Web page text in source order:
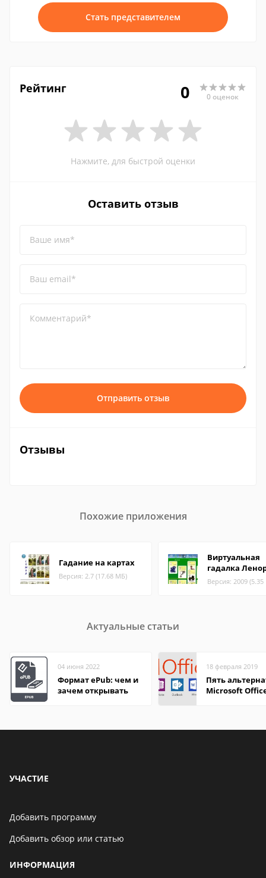
Стать представителем
Рейтинг 0 0 оценок
Нажмите, для быстрой оценки
Оставить отзыв
Ваше имя*
Ваш email*
Комментарий*
Отправить отзыв
Отзывы
Похожие приложения
Гадание на картах
Версия: 2.7 (17.68 МБ)
Виртуальная
гадалка
Версия: 2009
Актуальные статьи
04 июня 2022
Формат ePub: чем и
зачем открывать
18 февраля 2019
Пять
Microsoft
УЧАСТИЕ
Добавить программу
Добавить обзор или статью
ИНФОРМАЦИЯ